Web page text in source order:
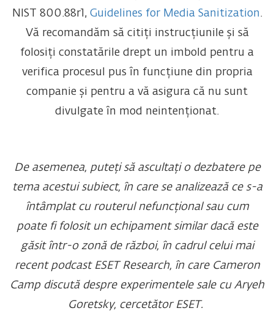
NIST 800.88r1, Guidelines for Media Sanitization.
Vă recomandăm să citiți instrucțiunile și să
folosiți constatările drept un imbold pentru a
verifica procesul pus în funcțiune din propria
companie și pentru a vă asigura că nu sunt
divulgate în mod neintenționat.
De asemenea, puteți să ascultați o dezbatere pe
tema acestui subiect, în care se analizează ce s-a
întâmplat cu routerul nefuncțional sau cum
poate fi folosit un echipament similar dacă este
găsit într-o zonă de război, în cadrul celui mai
recent podcast ESET Research, în care Cameron
Camp discută despre experimentele sale cu Aryeh
Goretsky, cercetător ESET.